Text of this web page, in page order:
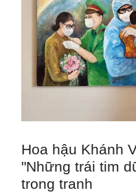
Hoa hậu Khánh
"Những trái tim
trong tranh